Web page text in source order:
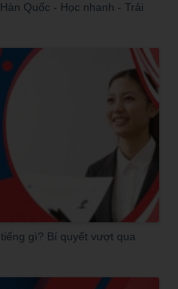
Quốc - Học nhanh - Trải
gì? Bí quyết vượt qua